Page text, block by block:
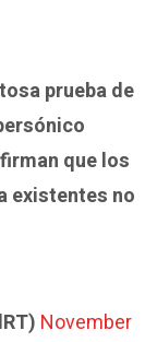
prueba de
que los
existentes no
November